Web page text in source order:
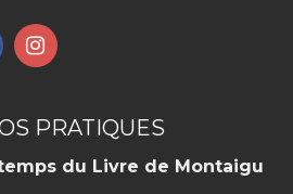
Lien
compte
Instagram
PRATIQUES
du Livre de Montaigu